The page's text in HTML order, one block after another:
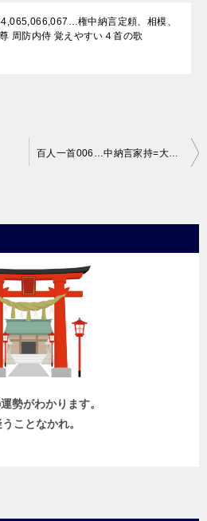
権中納言定頼、相模、
周防内侍 覚えやすい４首の歌
百人一首006…中納言家持=大伴家持
勢がわかります。
ことなかれ。